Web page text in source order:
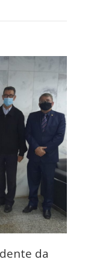
da